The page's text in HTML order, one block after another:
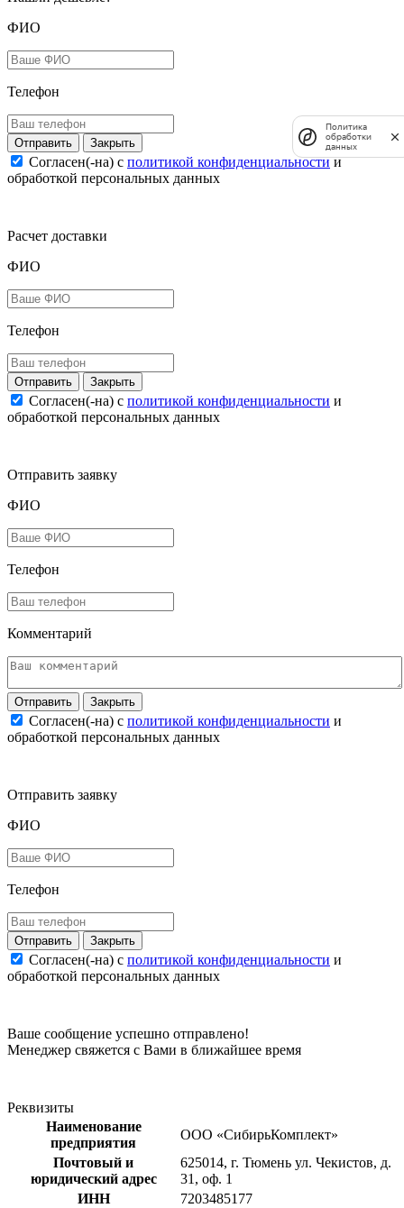
ФИО
Телефон
Закрыть
Согласен(-на) c политикой конфиденциальностии
обработкой персональных данных
Расчет доставки
ФИО
Телефон
Закрыть
Согласен(-на) c политикой конфиденциальности и
обработкой персональных данных
Отправить заявку
ФИО
Телефон
Комментарий
Закрыть
Согласен(-на) c политикой конфиденциальности и
обработкой персональных данных
Отправить заявку
ФИО
Телефон
Закрыть
Согласен(-на) c политикой конфиденциальности и
обработкой персональных данных
Ваше сообщение успешно отправлено!
Менеджер свяжется с Вами в ближайшее время
Реквизиты
Наименование
предприятия
ООО «СибирьКомплект»
Почтовый и
юридический адрес
625014, г. Тюмень ул. Чекистов, д.
31, оф. 1
ИНН
7203485177
Политика
обработки
данных